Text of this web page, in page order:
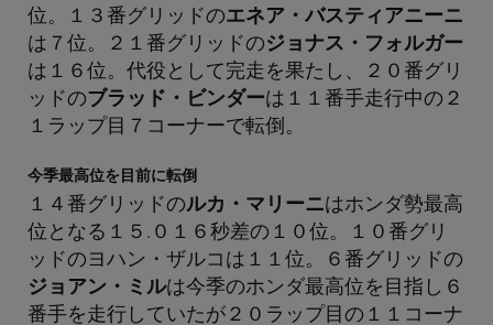
位。１３番グリッドのエネア・バスティアニーニ
は７位。２１番グリッドのジョナス・フォルガー
は１６位。代役として完走を果たし、２０番グリ
ッドのブラッド・ビンダーは１１番手走行中の２
１ラップ目７コーナーで転倒。
今季最高位を目前に転倒
１４番グリッドのルカ・マリーニはホンダ勢最高
位となる１５.０１６秒差の１０位。１０番グリ
ッドのヨハン・ザルコは１１位。６番グリッドの
ジョアン・ミルは今季のホンダ最高位を目指し６
番手を走行していたが２０ラップ目の１１コーナ